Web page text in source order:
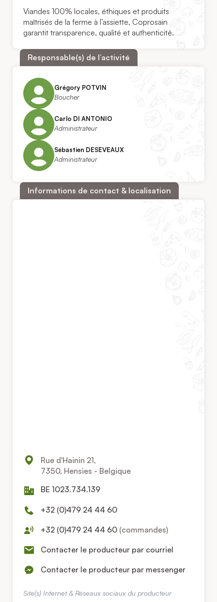
Viandes 100% locales, éthiques et produits
maîtrisés de la ferme à l’assiette, Coprosain
garantit transparence, qualité et authenticité.
Responsable(s) de l’activité
Grégory POTVIN
Boucher
Carlo DI ANTONIO
Administrateur
Sébastien DESEVEAUX
Administrateur
Informations de contact & localisation
Rue d'Hainin 21,
7350, Hensies - Belgique
BE 1023.734.139
+32 (0)479 24 44 60
+32 (0)479 24 44 60 (commandes)
Contacter le producteur par courriel
Contacter le producteur par messenger
Site(s) Internet & Réseaux sociaux du producteur